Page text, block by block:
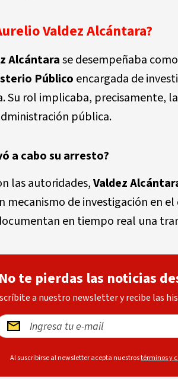
Valdez Alcántara?
Alcántarase desempeñaba
Público encargada de
Su rol implicaba, precisamente,
pública.
a cabo su arresto?
las autoridades,Valdez
mecanismo de investigación en
en tiempo real una
te pierdas las noticias
a nuestro newsletter y recibe las
Al suscribirse al newsletter acepta nuestrostérminos y